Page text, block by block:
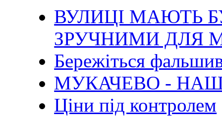
ВУЛИЦІ МАЮТЬ
ЗРУЧНИМИ ДЛЯ
Бережіться
МУКАЧЕВО -
Ціни під контролем